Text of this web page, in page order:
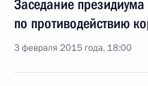
Заседание президиума
по противодействию
3 февраля 2015 года, 18:00